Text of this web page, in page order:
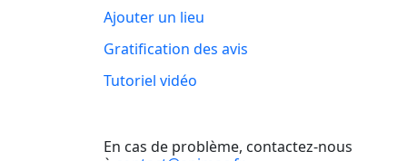
Ajouter un lieu
Gratification des avis
Tutoriel vidéo
En cas de problème, contactez-nous